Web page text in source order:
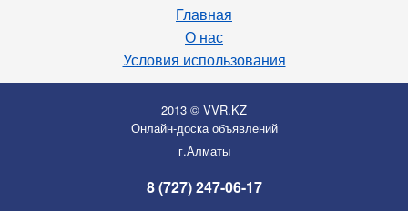
Главная
О нас
Условия использования
2013 © VVR.KZ
Онлайн-доска объявлений
г.Алматы
8 (727) 247-06-17